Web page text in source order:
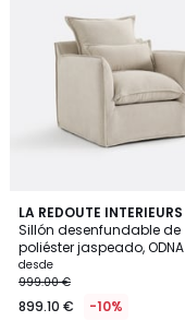
LA REDOUTE INTERIEURS
Sillón desenfundable de
poliéster jaspeado, ODNA
desde
999.00 €
899.10 € -10%
9
Colores